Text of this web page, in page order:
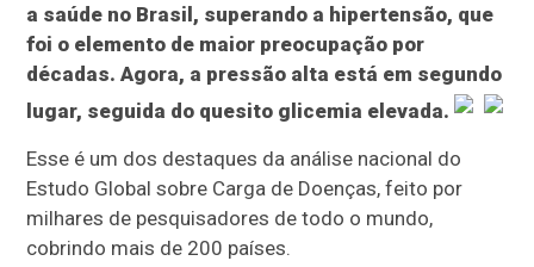
a saúde no Brasil, superando a hipertensão, que
foi o elemento de maior preocupação por
décadas. Agora, a pressão alta está em segundo
lugar, seguida do quesito glicemia elevada.
Esse é um dos destaques da análise nacional do
Estudo Global sobre Carga de Doenças, feito por
milhares de pesquisadores de todo o mundo,
cobrindo mais de 200 países.